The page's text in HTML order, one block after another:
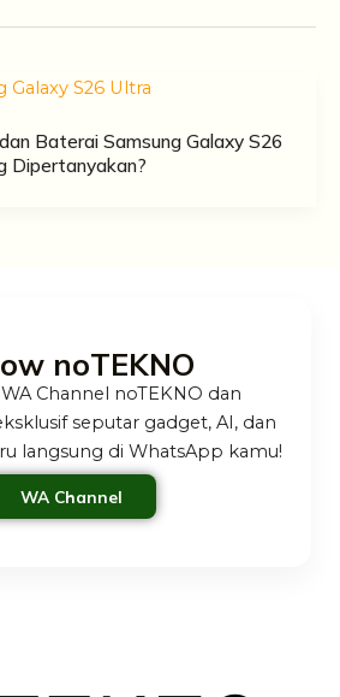
Baterai Samsung Galaxy S26
Dipertanyakan?
noTEKNO
Channel noTEKNO dan
seputar gadget, AI, dan
langsung di WhatsApp kamu!
WA Channel